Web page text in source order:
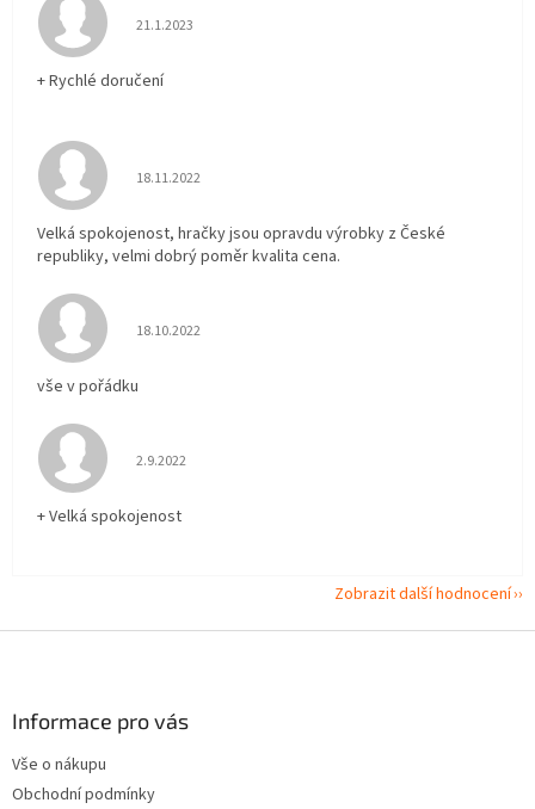
Hodnocení obchodu je 5 z 5 hvězdiček.
21.1.2023
+ Rychlé doručení
Hodnocení obchodu je 5 z 5 hvězdiček.
18.11.2022
Velká spokojenost, hračky jsou opravdu výrobky z České
republiky, velmi dobrý poměr kvalita cena.
Hodnocení obchodu je 5 z 5 hvězdiček.
18.10.2022
vše v pořádku
Hodnocení obchodu je 5 z 5 hvězdiček.
2.9.2022
+ Velká spokojenost
Zobrazit další hodnocení
Informace pro vás
Vše o nákupu
Obchodní podmínky